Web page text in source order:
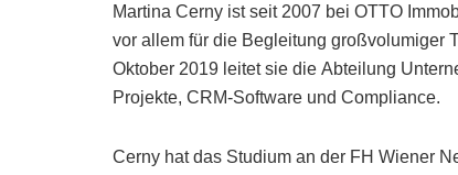
Martina Cerny ist seit 2007 bei OTTO
vor allem für die Begleitung großvolumiger
Oktober 2019 leitet sie die Abteilung
Projekte, CRM-Software und Compliance.
Cerny hat das Studium an der FH Wiener